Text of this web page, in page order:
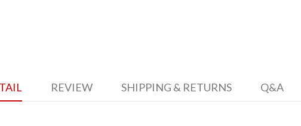
REVIEW SHIPPING & RETURNS Q&A